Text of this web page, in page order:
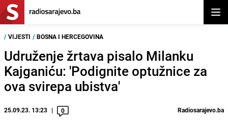
/ VIJESTI / BOSNA I HERCEGOVINA
Udruženje žrtava pisalo Milanku
Kajganiću: 'Podignite optužnice za
ova svirepa ubistva'
25.09.23. 13:23 0 Radiosarajevo.ba